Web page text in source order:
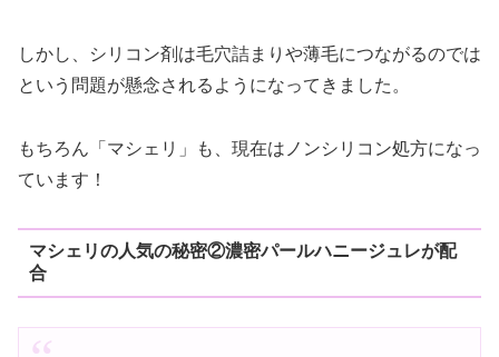
しかし、シリコン剤は毛穴詰まりや薄毛につながるのでは
という問題が懸念されるようになってきました。
もちろん「マシェリ」も、現在はノンシリコン処方になっ
ています！
マシェリの人気の秘密②濃密パールハニージュレが配
合